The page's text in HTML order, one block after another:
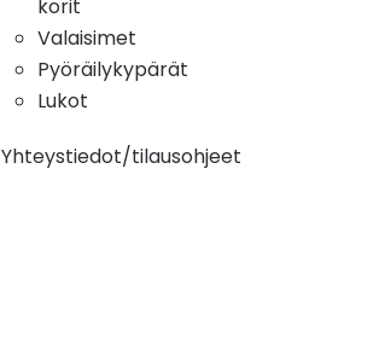
korit
Valaisimet
Pyöräilykypärät
Lukot
Yhteystiedot/tilausohjeet